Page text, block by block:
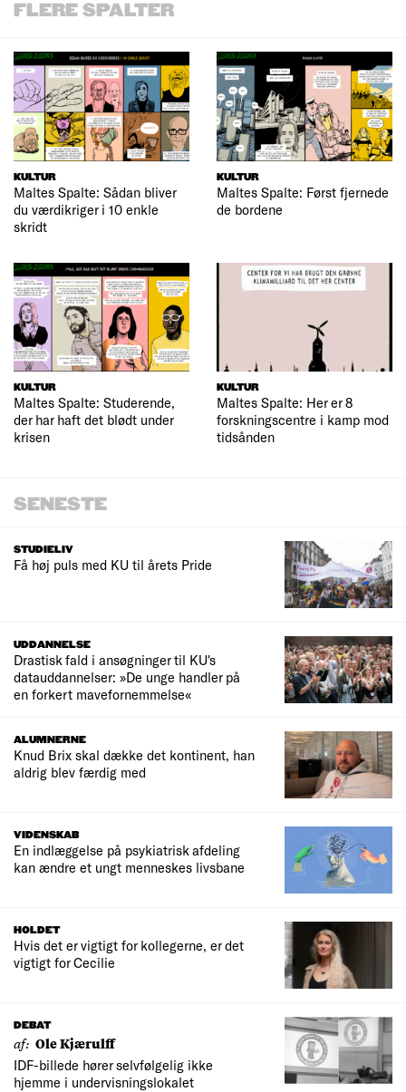
FLERE SPALTER
KULTUR
Maltes Spalte: Sådan bliver
du værdikriger i 10 enkle
skridt
KULTUR
Maltes Spalte: Først fjernede
de bordene
KULTUR
Maltes Spalte: Studerende,
der har haft det blødt under
krisen
KULTUR
Maltes Spalte: Her er 8
forskningscentre i kamp mod
tidsånden
SENESTE
STUDIELIV
Få høj puls med KU til årets Pride
UDDANNELSE
Drastisk fald i ansøgninger til KU's
datauddannelser: »De unge handler på
en forkert mavefornemmelse«
ALUMNERNE
Knud Brix skal dække det kontinent, han
aldrig blev færdig med
VIDENSKAB
En indlæggelse på psykiatrisk afdeling
kan ændre et ungt menneskes livsbane
HOLDET
Hvis det er vigtigt for kollegerne, er det
vigtigt for Cecilie
DEBAT
af: Ole Kjærulff
IDF-billede hører selvfølgelig ikke
hjemme i undervisningslokalet